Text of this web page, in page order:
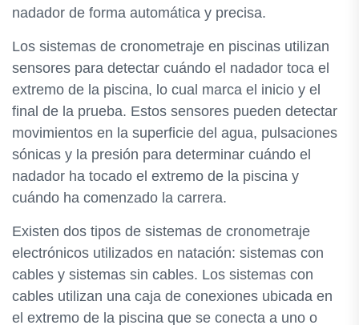
nadador de forma automática y precisa.
Los sistemas de cronometraje en piscinas utilizan
sensores para detectar cuándo el nadador toca el
extremo de la piscina, lo cual marca el inicio y el
final de la prueba. Estos sensores pueden detectar
movimientos en la superficie del agua, pulsaciones
sónicas y la presión para determinar cuándo el
nadador ha tocado el extremo de la piscina y
cuándo ha comenzado la carrera.
Existen dos tipos de sistemas de cronometraje
electrónicos utilizados en natación: sistemas con
cables y sistemas sin cables. Los sistemas con
cables utilizan una caja de conexiones ubicada en
el extremo de la piscina que se conecta a uno o